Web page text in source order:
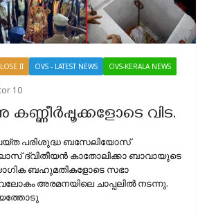
II OVS - LATEST NEWS OVS-KERALA NEWS
10
വിട.
പരിശുദ്ധ ബസേലിയോസ്
ദ്വിതീയൻ കാതോലിക്കാ ബാവായുടെ
ബഹുമതികളോടെ സഭാ
അരമനയിലെ ചാപ്പലിൽ നടന്നു.